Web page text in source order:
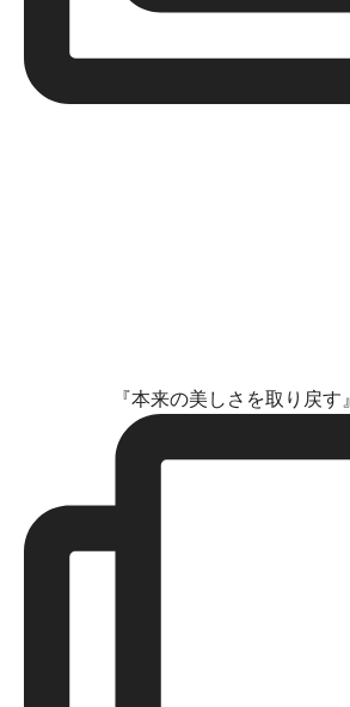
『本来の美しさを取り戻